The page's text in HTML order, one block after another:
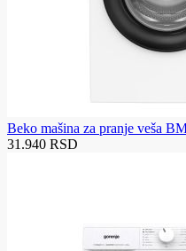
Beko mašina za pranje veša
31.940 RSD